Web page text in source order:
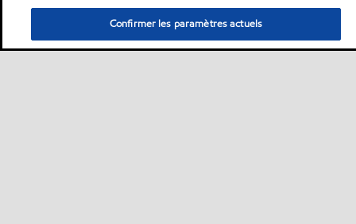
Confirmer les paramètres actuels